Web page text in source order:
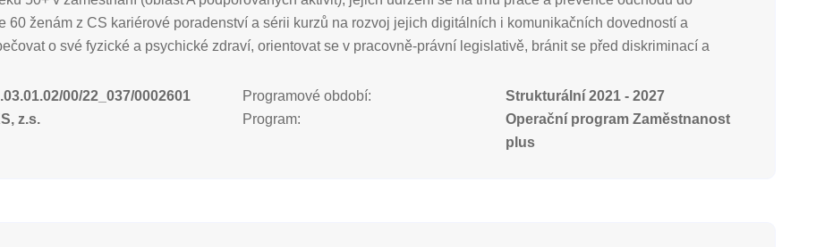
60 ženám z CS kariérové poradenství a sérii kurzů na rozvoj jejich digitálních i komunikačních dovedností a
o své fyzické a psychické zdraví, orientovat se v pracovně-právní legislativě, bránit se před diskriminací a
00/22_037/0002601
z.s.
Programové období:
Strukturální 2021 - 2027
Program:
Operační program Zaměstnanost
plus